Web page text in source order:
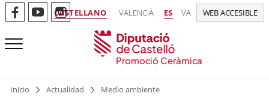
CASTELLANO VALENCIÀ ES VA WEB ACCESIBLE
Promoció Ceràmica
Inicio Actualidad Medio ambiente